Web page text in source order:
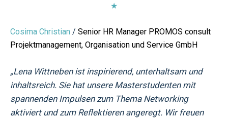
★
Cosima Christian / Senior HR Manager PROMOS consult
Projektmanagement, Organisation und Service GmbH
„Lena Wittneben ist inspirierend, unterhaltsam und
inhaltsreich. Sie hat unsere Masterstudenten mit
spannenden Impulsen zum Thema Networking
aktiviert und zum Reflektieren angeregt. Wir freuen